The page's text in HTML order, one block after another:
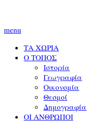
menu
ΤΑ ΧΩΡΙΑ
Ο ΤΟΠΟΣ
Ιστορία
Γεωγραφία
Οικονομία
Θεσμοί
Δημογραφία
ΟΙ ΑΝΘΡΩΠΟΙ